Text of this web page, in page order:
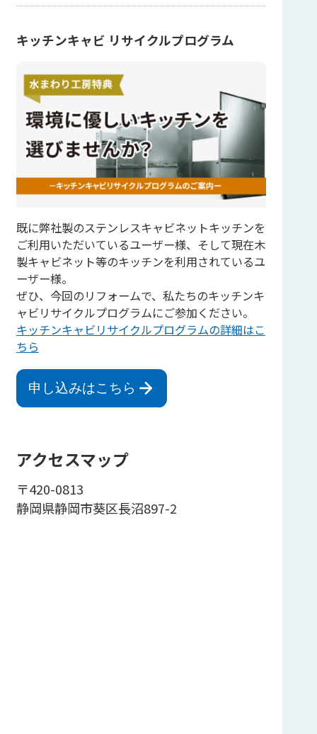
シェア
キッチンキャビ リサイクルプログラム
既に弊社製のステンレスキャビネットキッチンを
ご利用いただいているユーザー様、そして現在木
製キャビネット等のキッチンを利用されているユ
ーザー様。
ぜひ、今回のリフォームで、私たちのキッチンキ
ャビリサイクルプログラムにご参加ください。
キッチンキャビリサイクルプログラムの詳細はこ
ちら
申し込みはこちら
アクセスマップ
〒420-0813
静岡県静岡市葵区長沼897-2